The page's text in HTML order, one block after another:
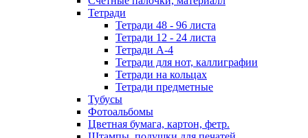
Тетради
Тетради 48 - 96 листа
Тетради 12 - 24 листа
Тетради А-4
Тетради для нот, каллиграфии
Тетради на кольцах
Тетради предметные
Тубусы
Фотоальбомы
Цветная бумага, картон, фетр.